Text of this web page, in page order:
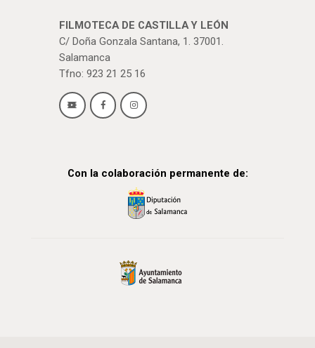
FILMOTECA DE CASTILLA Y LEÓN
C/ Doña Gonzala Santana, 1. 37001.
Salamanca
Tfno: 923 21 25 16
Con la colaboración permanente de: